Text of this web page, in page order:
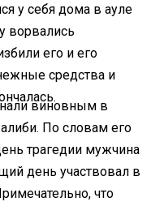
у себя дома в ауле
ворвались
его и его
средства и
виновным в
По словам его
трагедии мужчина
день участвовал в
что